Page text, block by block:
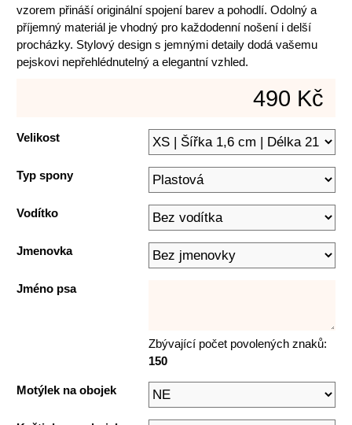
vzorem přináší originální spojení barev a pohodlí. Odolný a
příjemný materiál je vhodný pro každodenní nošení i delší
procházky. Stylový design s jemnými detaily dodá vašemu
pejskovi nepřehlédnutelný a elegantní vzhled.
490 Kč
Velikost
Typ spony
Vodítko
Jmenovka
Jméno psa
Zbývající počet povolených znaků:
150
Motýlek na obojek